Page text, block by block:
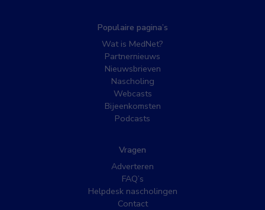
Populaire pagina’s
Wat is MedNet?
Partnernieuws
Nieuwsbrieven
Nascholing
Webcasts
Bijeenkomsten
Podcasts
Vragen
Adverteren
FAQ’s
Helpdesk nascholingen
Contact